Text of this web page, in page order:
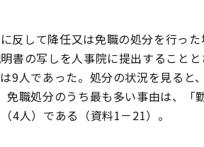
反して降任又は免職の処分を行っ
書の写しを人事院に提出すること
9人であった。処分の状況を見る
免職処分のうち最も多い事由は、
4人）である（資料1－21）。